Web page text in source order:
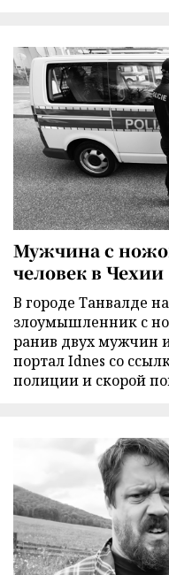
Мужчина с
человек в Чехии
В городе Танвалде
злоумышленник с
ранив двух мужчин
портал Idnes со
полиции и скорой